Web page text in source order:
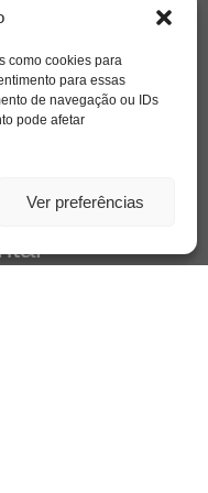
como cookies para
para essas
de navegação ou IDs
pode afetar
Ver preferências
filme
livro
relato